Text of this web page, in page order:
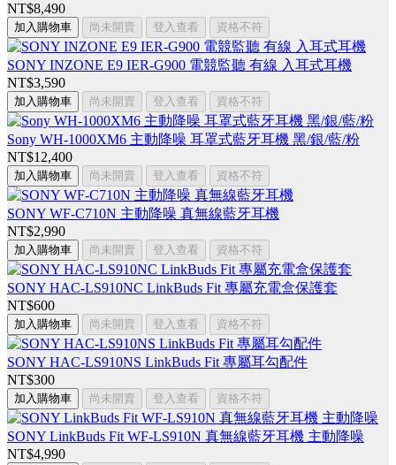
NT$8,490
加入購物車 尚未開賣 登入查看 資格不符
SONY INZONE E9 IER-G900 電競監聽 有線 入耳式耳機
NT$3,590
加入購物車 尚未開賣 登入查看 資格不符
Sony WH-1000XM6 主動降噪 耳罩式藍牙耳機 黑/銀/藍/粉
NT$12,400
加入購物車 尚未開賣 登入查看 資格不符
SONY WF-C710N 主動降噪 真無線藍牙耳機
NT$2,990
加入購物車 尚未開賣 登入查看 資格不符
SONY HAC-LS910NC LinkBuds Fit 專屬充電盒保護套
NT$600
加入購物車 尚未開賣 登入查看 資格不符
SONY HAC-LS910NS LinkBuds Fit 專屬耳勾配件
NT$300
加入購物車 尚未開賣 登入查看 資格不符
SONY LinkBuds Fit WF-LS910N 真無線藍牙耳機 主動降噪
NT$4,990